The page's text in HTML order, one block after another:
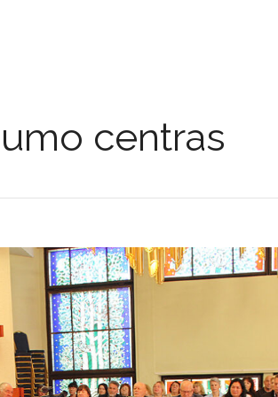
centras